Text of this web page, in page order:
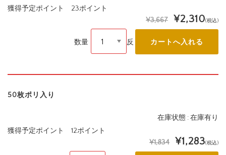
獲得予定ポイント 23ポイント
¥3,667
¥2,310(税込)
数量 反
50枚ポリ入り
在庫状態 : 在庫有り
獲得予定ポイント 12ポイント
¥1,834
¥1,283(税込)